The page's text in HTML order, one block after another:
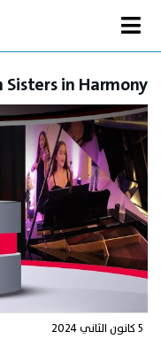
content
Toggle
Navigation
سياسة
اقتصاد
فنّ
رياضة
متفرقات
من نحن
in Harmony
5 كانون الثاني 2024